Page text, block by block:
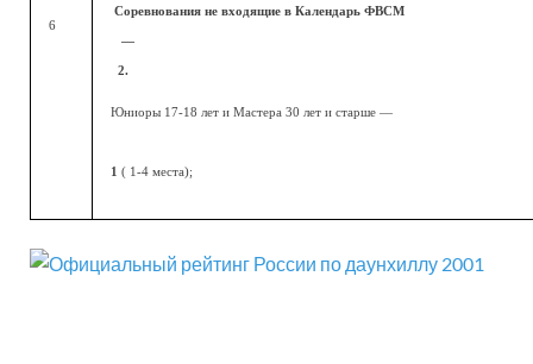
6
Соревнования не входящие в Календарь ФВСМ
—
2.
Юниоры 17-18 лет и Мастера 30 лет и старше —
1 ( 1-4 места);